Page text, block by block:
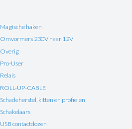
Magische haken
Omvormers 230V naar 12V
Overig
Pro-User
Relais
ROLL-UP-CABLE
Schadeherstel, kitten en profielen
Schakelaars
USB contactdozen